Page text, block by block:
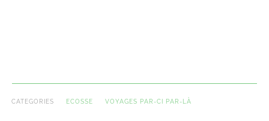
CATEGORIES ECOSSE VOYAGES PAR-CI PAR-LÀ